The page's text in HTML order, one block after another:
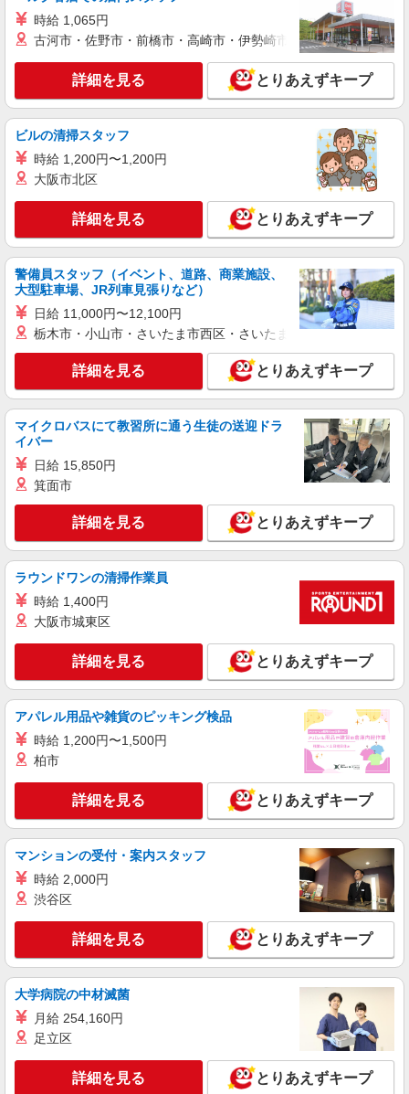
時給1500円〜2125円 ＜日払い有/週払い有/交
佐久市内
キープ 詳細を見る
派遣社員
株式会社kotrio /●MT-H-2066905
佐久市＊グループホームSTAFF＊経験不問◎
日収1.2万円も可
時給1500円〜2125円 ＜日払い有/週払い有/交
通費全支給(ガソリン代含む)＞
佐久市
キープ 詳細を見る
株式会社kotrio /●MT-H-2051147
タイパ最強！希望の働き方が叶う有料住宅のス
タッフ★＠佐久市
時給1500円〜2125円 ＜日払い有/週払い有/交
キープ 詳細を見る
派遣社員
株式会社kotrio /●MT-H-1732599
残業キャンセル界隈♪ゆったりとした生活介助
時給1500円〜2125円 ＜日払い有/週払い有/交
通費全支給(ガソリン代含む)＞
佐久市
キープ 詳細を見る
派遣社員
株式会社kotrio /●MT-H-2067995
佐久市｜まずは送迎業務で活躍しよう◎デイサ
ービスSTAFF
時給1500円〜2125円 ＜日払い有/週払い有/交
通費全支給(ガソリン代含む)＞
詳細を見る
派遣社員
株式会社kotrio /●MT-H-2067465
いつもの家事がお仕事に！？少人数の福祉施設
で日常サポート！
時給1500円〜2125円 ＜日払い有/週払い有/交
通費全支給(ガソリン代含む)＞
佐久市内
時給 1,065円
古河市・佐野市・前橋市・高崎市・伊勢崎市・太田市・館林市
詳細を見る とりあえずキープ
ビルの清掃スタッフ
時給 1,200円〜1,200円
大阪市北区
詳細を見る とりあえずキープ
警備員スタッフ（イベント、道路、商業施設、
大型駐車場、JR列車見張りなど）
日給 11,000円〜12,100円
栃木市・小山市・さいたま市西区・さいたま市岩槻区・久喜市・
詳細を見る とりあえずキープ
マイクロバスにて教習所に通う生徒の送迎ドラ
イバー
日給 15,850円
箕面市
詳細を見る とりあえずキープ
ラウンドワンの清掃作業員
時給 1,400円
大阪市城東区
詳細を見る とりあえずキープ
アパレル用品や雑貨のピッキング検品
時給 1,200円〜1,500円
柏市
詳細を見る とりあえずキープ
マンションの受付・案内スタッフ
時給 2,000円
渋谷区
詳細を見る とりあえずキープ
大学病院の中材滅菌
月給 254,160円
足立区
詳細を見る とりあえずキープ